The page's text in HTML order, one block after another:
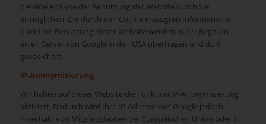
die eine Analyse der Benutzung der Website durch Sie
ermöglichen. Die durch den Cookie erzeugten Informationen
über Ihre Benutzung dieser Website werden in der Regel an
einen Server von Google in den USA übertragen und dort
gespeichert.
IP-Anonymisierung
Wir haben auf dieser Website die Funktion IP-Anonymisierung
aktiviert. Dadurch wird Ihre IP-Adresse von Google jedoch
innerhalb von Mitgliedstaaten der Europäischen Union oder in